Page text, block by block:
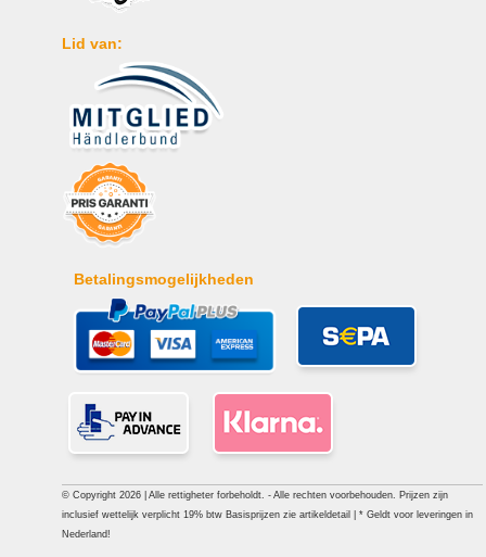
Lid van:
Betalingsmogelijkheden
© Copyright 2026 | Alle rettigheter forbeholdt. - Alle rechten voorbehouden. Prijzen zijn
inclusief wettelijk verplicht 19% btw Basisprijzen zie artikeldetail | * Geldt voor leveringen in
Nederland!